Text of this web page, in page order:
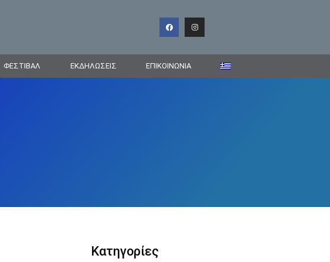
ΦΕΣΤΙΒΑΛ ΕΚΔΗΛΩΣΕΙΣ ΕΠΙΚΟΙΝΩΝΊΑ
Κατηγορίες